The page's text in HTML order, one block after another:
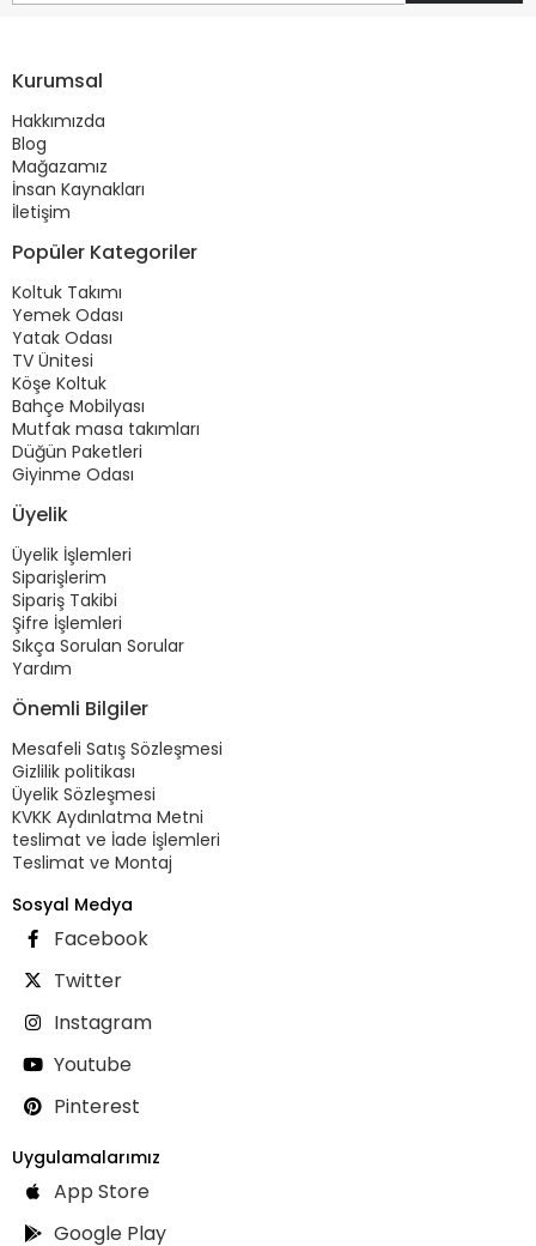
Kurumsal
Hakkımızda
Blog
Mağazamız
İnsan Kaynakları
İletişim
Popüler Kategoriler
Koltuk Takımı
Yemek Odası
Yatak Odası
TV Ünitesi
Köşe Koltuk
Bahçe Mobilyası
Mutfak masa takımları
Düğün Paketleri
Giyinme Odası
Üyelik
Üyelik İşlemleri
Siparişlerim
Sipariş Takibi
Şifre İşlemleri
Sıkça Sorulan Sorular
Yardım
Önemli Bilgiler
Mesafeli Satış Sözleşmesi
Gizlilik politikası
Üyelik Sözleşmesi
KVKK Aydınlatma Metni
teslimat ve İade İşlemleri
Teslimat ve Montaj
Sosyal Medya
Facebook
Twitter
Instagram
Youtube
Pinterest
Uygulamalarımız
App Store
Google Play